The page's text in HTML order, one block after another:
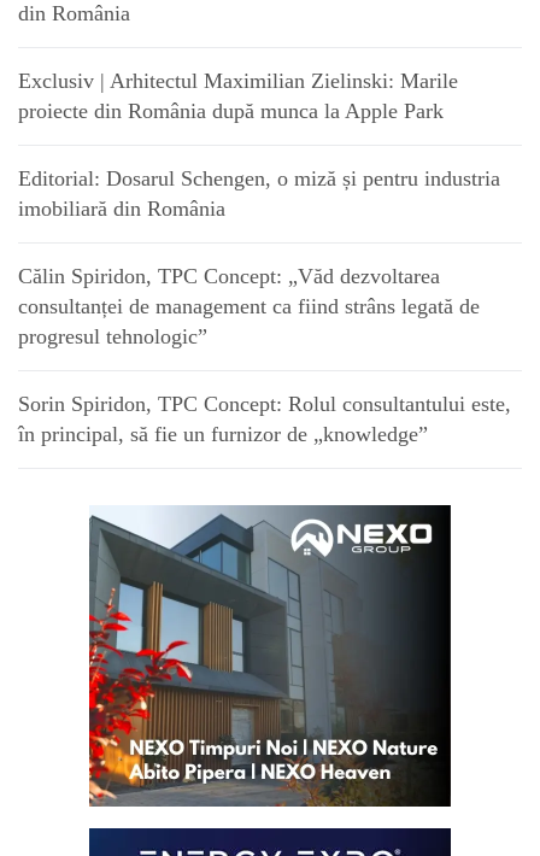
din România
Exclusiv | Arhitectul Maximilian Zielinski: Marile
proiecte din România după munca la Apple Park
Editorial: Dosarul Schengen, o miză și pentru industria
imobiliară din România
Călin Spiridon, TPC Concept: „Văd dezvoltarea
consultanței de management ca fiind strâns legată de
progresul tehnologic”
Sorin Spiridon, TPC Concept: Rolul consultantului este,
în principal, să fie un furnizor de „knowledge”